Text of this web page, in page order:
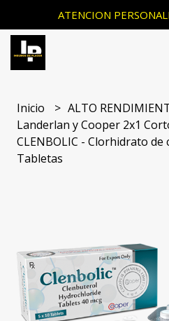
ATENCION
Inicio
ALTO
Landerlan y Cooper 2x1
CLENBOLIC - Clorhidrato
Tabletas